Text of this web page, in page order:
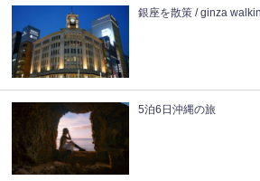
銀座を散策 / ginza
5泊6日沖縄の旅